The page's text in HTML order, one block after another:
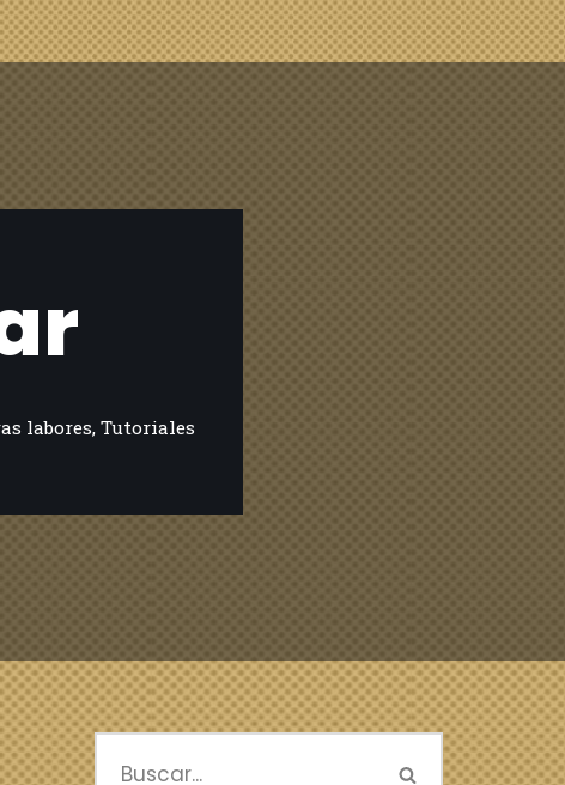
labores, Tutoriales